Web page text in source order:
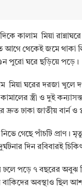
কালাম মিয়া
আগে থেকেই জমে থাকা
পুরো ঘরে ছড়িয়ে পড়ে।
মিয়া ঘরের দরজা খুলে
স্ত্রী ও দুই
দ্রুত ঢাকা জাতীয় বার্ন ও
গেছে পাঁচটি প্রাণ।
দিন রবিবারই
পড়ে ৭ বছরের অবুঝ
বাকিদের অবস্থাও ছিল